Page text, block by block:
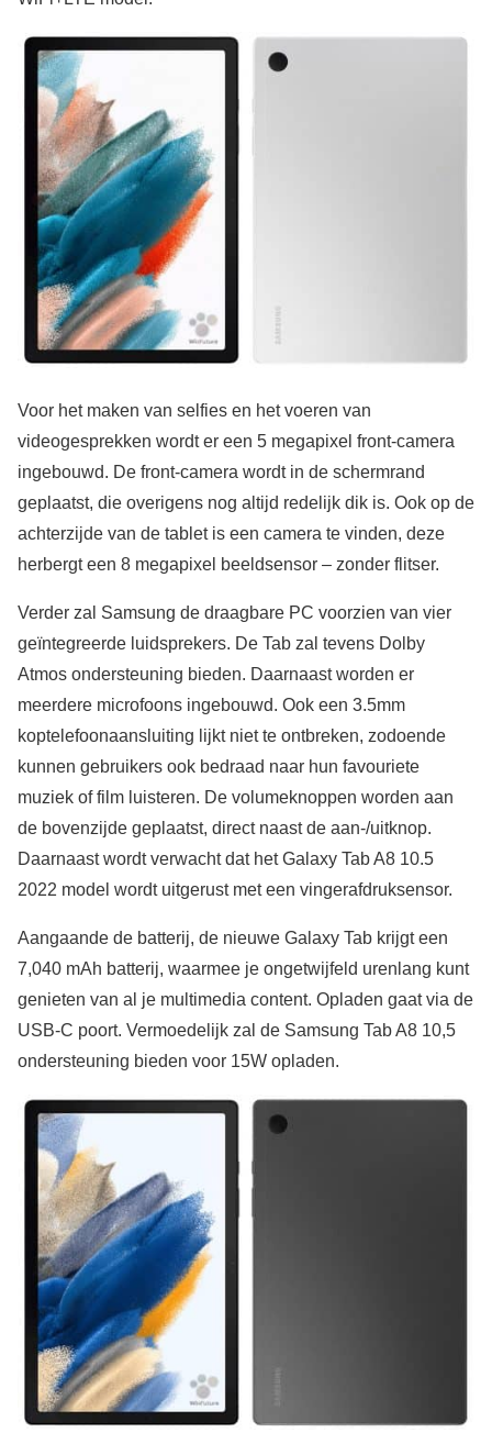
Voor het maken van selfies en het voeren van
videogesprekken wordt er een 5 megapixel front-camera
ingebouwd. De front-camera wordt in de schermrand
geplaatst, die overigens nog altijd redelijk dik is. Ook op de
achterzijde van de tablet is een camera te vinden, deze
herbergt een 8 megapixel beeldsensor – zonder flitser.
Verder zal Samsung de draagbare PC voorzien van vier
geïntegreerde luidsprekers. De Tab zal tevens Dolby
Atmos ondersteuning bieden. Daarnaast worden er
meerdere microfoons ingebouwd. Ook een 3.5mm
koptelefoonaansluiting lijkt niet te ontbreken, zodoende
kunnen gebruikers ook bedraad naar hun favouriete
muziek of film luisteren. De volumeknoppen worden aan
de bovenzijde geplaatst, direct naast de aan-/uitknop.
Daarnaast wordt verwacht dat het Galaxy Tab A8 10.5
2022 model wordt uitgerust met een vingerafdruksensor.
Aangaande de batterij, de nieuwe Galaxy Tab krijgt een
7,040 mAh batterij, waarmee je ongetwijfeld urenlang kunt
genieten van al je multimedia content. Opladen gaat via de
USB-C poort. Vermoedelijk zal de Samsung Tab A8 10,5
ondersteuning bieden voor 15W opladen.